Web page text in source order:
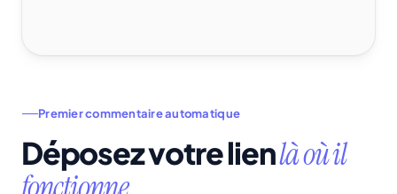
Premier commentaire automatique
Déposez votre lienlà où il